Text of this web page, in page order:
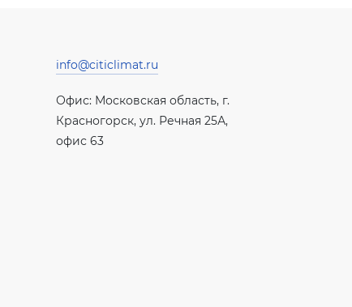
info@citiclimat.ru
Офис: Московская область, г.
Красногорск, ул. Речная 25А,
офис 63